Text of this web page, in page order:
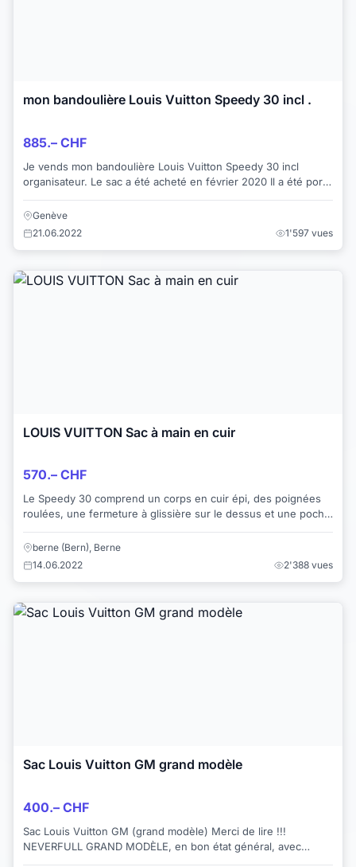
mon bandoulière Louis Vuitton Speedy 30 incl .
885.– CHF
Je vends mon bandoulière Louis Vuitton Speedy 30 incl
organisateur. Le sac a été acheté en février 2020 Il a été porté
Genève
21.06.2022
1'597 vues
LOUIS VUITTON Sac à main en cuir
570.– CHF
Le Speedy 30 comprend un corps en cuir épi, des poignées
roulées, une fermeture à glissière sur le dessus et une poche
intérieure intérieure. Des mes...
berne (Bern), Berne
14.06.2022
2'388 vues
Sac Louis Vuitton GM grand modèle
400.– CHF
Sac Louis Vuitton GM (grand modèle) Merci de lire !!!
NEVERFULL GRAND MODÈLE, en bon état général, avec